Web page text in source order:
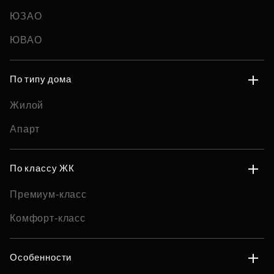
ЮЗАО
ЮВАО
По типу дома
Жилой
Апарт
По классу ЖК
Премиум-класс
Комфорт-класс
Особенности